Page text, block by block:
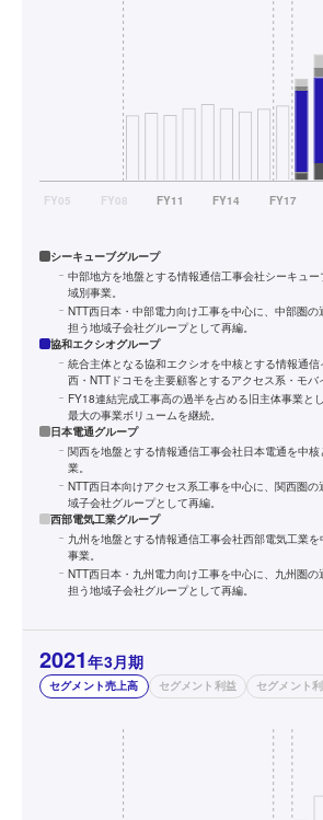
シーキューブグループ
中部地方を地盤とする情報通信工事会社シーキュ
域別事業。
NTT西日本・中部電力向け工事を中心に、中部圏
担う地域子会社グループとして再編。
協和エクシオグループ
統合主体となる協和エクシオを中核とする情報通
西・NTTドコモを主要顧客とするアクセス系・モバ
FY18連結完成工事高の過半を占める旧主体事業と
最大の事業ボリュームを継続。
日本電通グループ
関西を地盤とする情報通信工事会社日本電通を中
業。
NTT西日本向けアクセス系工事を中心に、関西圏
域子会社グループとして再編。
西部電気工業グループ
九州を地盤とする情報通信工事会社西部電気工業
事業。
NTT西日本・九州電力向け工事を中心に、九州圏
担う地域子会社グループとして再編。
2021年3月期
セグメント売上高 セグメント利益 セグメント